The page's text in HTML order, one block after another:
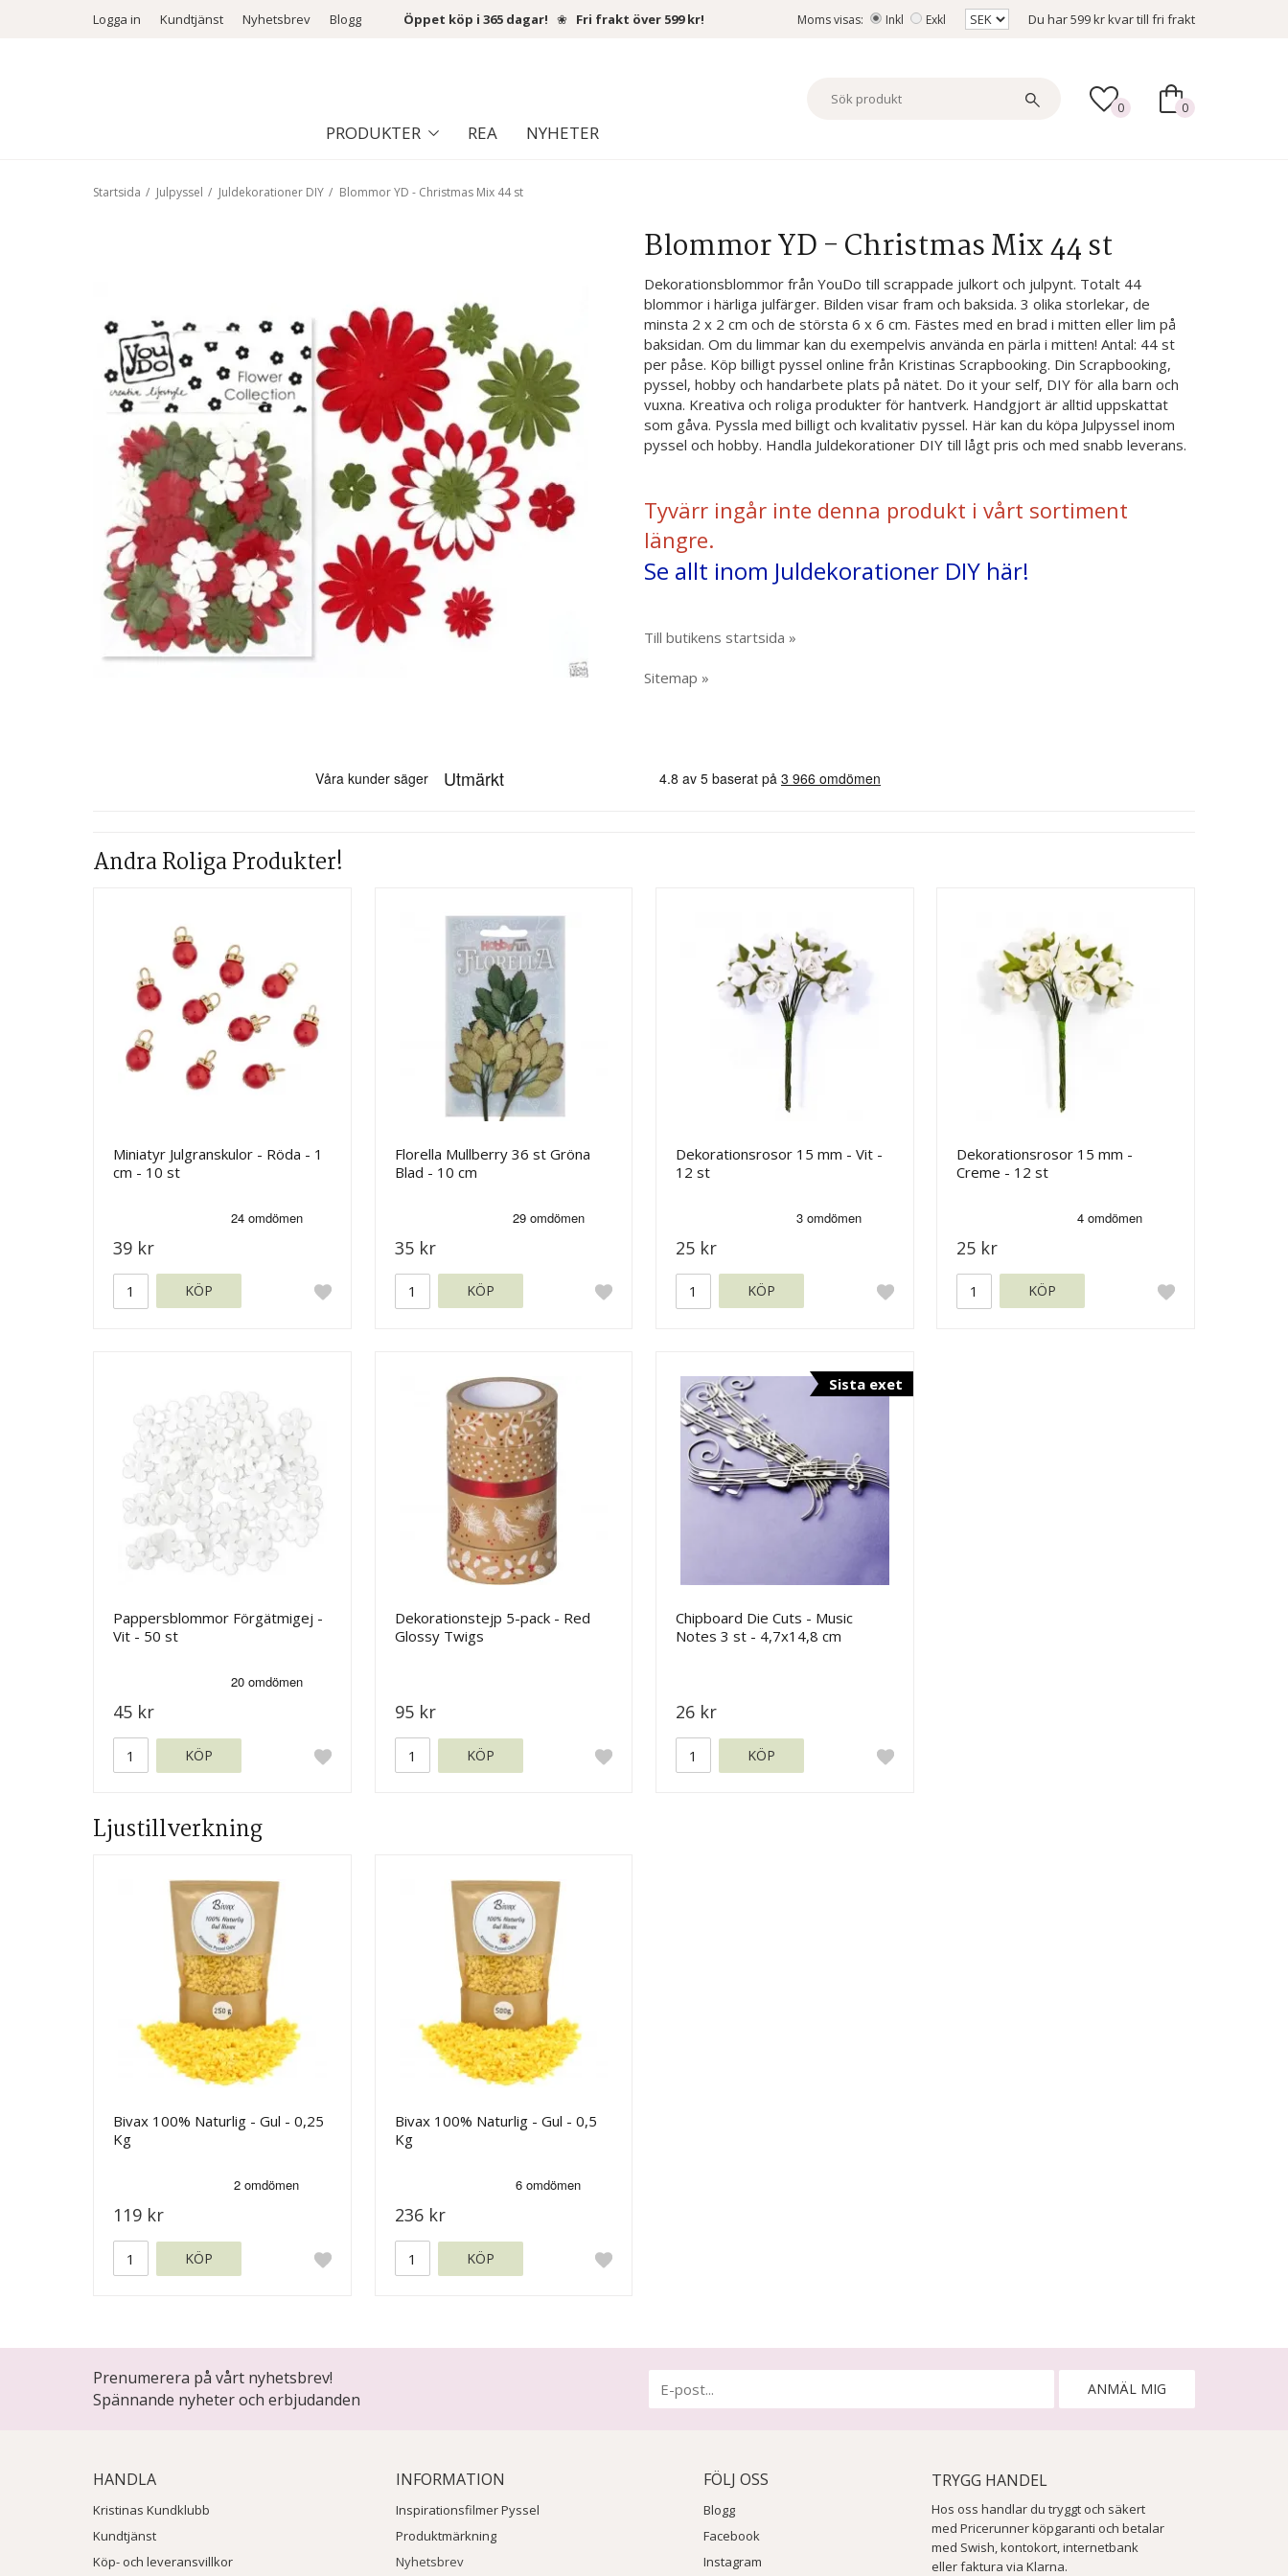
Logga in Kundtjänst Nyhetsbrev Blogg Öppet köp i 365 dagar! ❀ Fri frakt över 599 kr! Moms visas: Inkl Exkl Du har599 krkvar till fri frakt
PRODUKTER REA NYHETER
0 0
Startsida / Julpyssel / Juldekorationer DIY / Blommor YD - Christmas Mix 44 st
Blommor YD - Christmas Mix 44 st
Dekorationsblommor från YouDo till scrappade julkort och julpynt. Totalt 44
blommor i härliga julfärger. Bilden visar fram och baksida. 3 olika storlekar, de
minsta 2 x 2 cm och de största 6 x 6 cm. Fästes med en brad i mitten eller lim på
baksidan. Om du limmar kan du exempelvis använda en pärla i mitten! Antal: 44 st
per påse. Köp billigt pyssel online från Kristinas Scrapbooking. Din Scrapbooking,
pyssel, hobby och handarbete plats på nätet. Do it your self, DIY för alla barn och
vuxna. Kreativa och roliga produkter för hantverk. Handgjort är alltid uppskattat
som gåva. Pyssla med billigt och kvalitativ pyssel. Här kan du köpa Julpyssel inom
pyssel och hobby. Handla Juldekorationer DIY till lågt pris och med snabb leverans.
Tyvärr ingår inte denna produkt i vårt sortiment
längre.
Se allt inom Juldekorationer DIY här!
Till butikens startsida »
Sitemap »
Andra Roliga Produkter!
Miniatyr Julgranskulor - Röda - 1
cm - 10 st
39 kr
KÖP
Florella Mullberry 36 st Gröna
Blad - 10 cm
35 kr
KÖP
Dekorationsrosor 15 mm - Vit -
12 st
25 kr
KÖP
Dekorationsrosor 15 mm -
Creme - 12 st
25 kr
KÖP
Pappersblommor Förgätmigej -
Vit - 50 st
45 kr
KÖP
Dekorationstejp 5-pack - Red
Glossy Twigs
95 kr
KÖP
Sista exet
Chipboard Die Cuts - Music
Notes 3 st - 4,7x14,8 cm
26 kr
KÖP
Ljustillverkning
Bivax 100% Naturlig - Gul - 0,25
Kg
119 kr
KÖP
Bivax 100% Naturlig - Gul - 0,5
Kg
236 kr
KÖP
Prenumerera på vårt nyhetsbrev!
Spännande nyheter och erbjudanden
ANMÄL MIG
HANDLA
Kristinas Kundklubb
Kundtjänst
Köp- och leveransvillkor
INFORMATION
Inspirationsfilmer Pyssel
Produktmärkning
Nyhetsbrev
FÖLJ OSS
Blogg
Facebook
Instagram
TRYGG HANDEL
Hos oss handlar du tryggt och säkert
med Pricerunner köpgaranti och betalar
med Swish, kontokort, internetbank
eller faktura via Klarna.